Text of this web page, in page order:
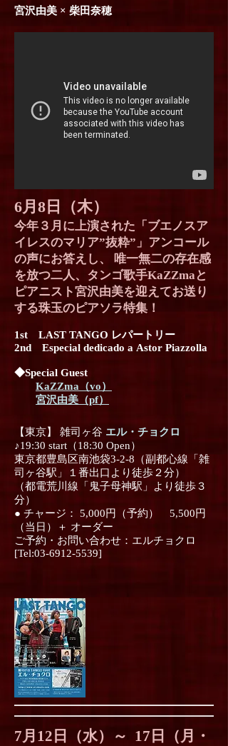
宮沢由美 × 柴田奈穂
6月8日（木）
今年３月に上演された「ブエノスア
イレスのマリア”抜粋”」アンコール
の声にお答えし、 唯一無二の存在感
を放つ二人、タンゴ歌手KaZZmaと
ピアニスト宮沢由美を迎えてお送り
する珠玉のピアソラ特集！
1st LAST TANGO レパートリー
2nd Especial dedicado a Astor Piazzolla
◆Special Guest
KaZZma（vo）
宮沢由美（pf）
【東京】 雑司ヶ谷 エル・チョクロ
♪19:30 start（18:30 Open）
東京都豊島区南池袋3-2-8（副都心線「雑
司ヶ谷駅」１番出口より徒歩２分）
（都電荒川線「鬼子母神駅」より徒歩３
分）
● チャージ： 5,000円（予約） 5,500円
（当日）＋ オーダー
ご予約・お問い合わせ：エルチョクロ
[Tel:03-6912-5539]
7月12日（水）～ 17日（月・